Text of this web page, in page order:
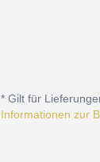
* Gilt für
Informationen zur